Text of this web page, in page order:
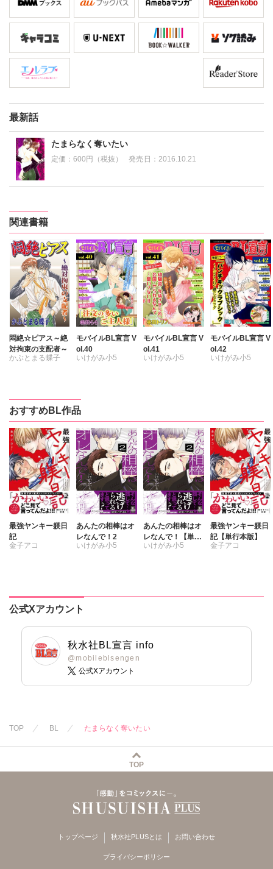
最新話
たまらなく奪いたい
定価：600円（税抜） 発売日： 2016.10.21
関連書籍
悶絶☆ピアス～絶
対拘束の支配者～
かぶとまる蝶子
モバイルBL宣言 V
ol.40
いけがみ小5
市花マツビ
楠田らら
風雅ゆゆ
恋煩シビト
モバイルBL宣言 V
ol.41
いけがみ小5
楠田らら
風雅ゆゆ
麻井キンタ
モバイルBL宣言 V
ol.42
いけがみ小5
楠田らら
風雅ゆゆ
おすすめBL作品
最強ヤンキー躾日
記
金子アコ
あんたの相棒はオ
レなんで！2
いけがみ小5
あんたの相棒はオ
レなんで！【単行
本版】2
いけがみ小5
最強ヤンキー躾日
記【単行本版】
金子アコ
公式Xアカウント
秋水社BL宣言 info
@mobileblsengen
公式Xアカウント
TOP BL たまらなく奪いたい
TOP
トップページ 秋水社PLUSとは お問い合わせ
プライバシーポリシー